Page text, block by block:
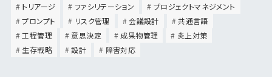
トリアージ
ファシリテーション
プロジェクトマネジメント
プロンプト
リスク管理 会議設計
共通言語
工程管理
意思決定 成果物管理
炎上対策
生存戦略
設計 障害対応